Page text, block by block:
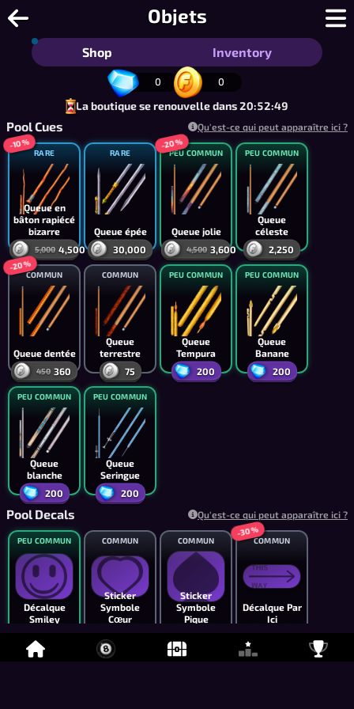
Objets
8 Ball Pool en ligne - Billard 8-Ball
Shop Inventory
0 0
La boutique se renouvelle dans 20:52:49
Pool Cues Qu'est-ce qui peut apparaître ici ?
RARE
Queue en
bâton rapiécé
bizarre
5,000 4,500
-10 %
RARE
Queue épée
30,000
PEU COMMUN
Queue jolie
4,500 3,600
-20 %
PEU COMMUN
Queue
céleste
2,250
COMMUN
Queue dentée
450 360
-20 %
COMMUN
Queue
terrestre
75
PEU COMMUN
Queue
Tempura
200
PEU COMMUN
Queue
Banane
200
PEU COMMUN
Queue
blanche
200
PEU COMMUN
Queue
Seringue
200
Pool Decals Qu'est-ce qui peut apparaître ici ?
PEU COMMUN
Décalque
Smiley
1,000
COMMUN
Sticker
Symbole
Cœur
700
COMMUN
Sticker
Symbole
Pique
700
COMMUN
Décalque Par
Ici
420
-30 %
COMMUN COMMUN COMMUN
-20 % COMMUN